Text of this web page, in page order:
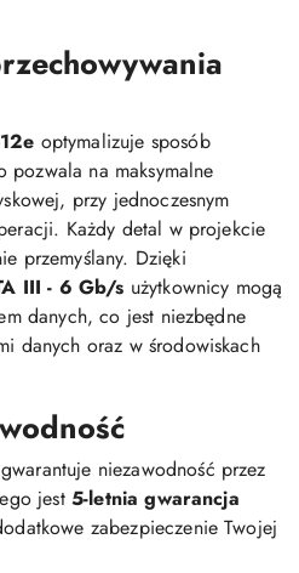
optymalizuje sposób
pozwala na maksymalne
przy jednoczesnym
Każdy detal w projekcie
przemyślany. Dzięki
III - 6 Gb/s użytkownicy mogą
danych, co jest niezbędne
danych oraz w środowiskach
niezawodność przez
jest 5-letnia gwarancja
zabezpieczenie Twojej